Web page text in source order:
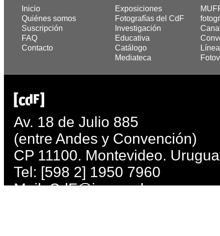
Inicio
Quiénes somos
Suscripción
FAQ
Contacto
Exposiciones
Fotografías del CdF
Investigación
Educativa
Catálogo
Mediateca
Av. 18 de Julio 885
(entre Andes y Convención)
CP 11100. Montevideo.
Tel: [598 2] 1950 7960
Mail:CdF@imm.gub.uy